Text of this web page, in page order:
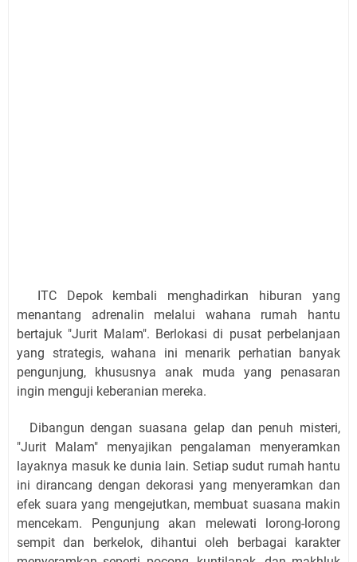
ITC Depok kembali menghadirkan hiburan yang
menantang adrenalin melalui wahana rumah hantu
bertajuk "Jurit Malam". Berlokasi di pusat perbelanjaan
yang strategis, wahana ini menarik perhatian banyak
pengunjung, khususnya anak muda yang penasaran
ingin menguji keberanian mereka.
Dibangun dengan suasana gelap dan penuh misteri,
"Jurit Malam" menyajikan pengalaman menyeramkan
layaknya masuk ke dunia lain. Setiap sudut rumah hantu
ini dirancang dengan dekorasi yang menyeramkan dan
efek suara yang mengejutkan, membuat suasana makin
mencekam. Pengunjung akan melewati lorong-lorong
sempit dan berkelok, dihantui oleh berbagai karakter